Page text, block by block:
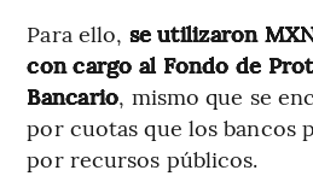
Para ello, se utilizaron
con cargo al Fondo de
Bancario, mismo que se
por cuotas que los bancos
por recursos públicos.